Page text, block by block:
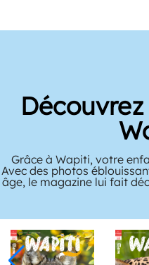
!
son
Votre enfant est
les animaux ? Dans
illustrés et des